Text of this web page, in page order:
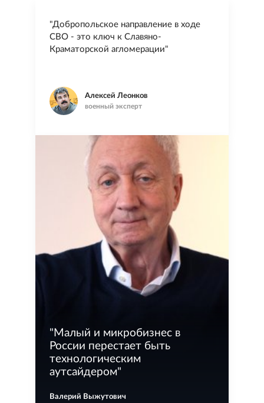
"Добропольское направление в ходе
СВО - это ключ к Славяно-
Краматорской агломерации"
Алексей Леонков
военный эксперт
" Малый и микробизнес в
России перестает быть
технологическим
аутсайдером"
Валерий Выжутович